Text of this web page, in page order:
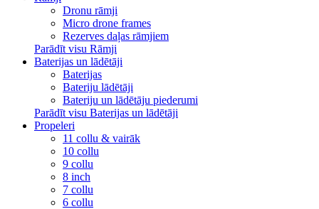
Dronu rāmji
Micro drone frames
Rezerves daļas rāmjiem
Parādīt visu Rāmji
Baterijas un lādētāji
Baterijas
Bateriju lādētāji
Bateriju un lādētāju piederumi
Parādīt visu Baterijas un lādētāji
Propeleri
11 collu & vairāk
10 collu
9 collu
8 inch
7 collu
6 collu